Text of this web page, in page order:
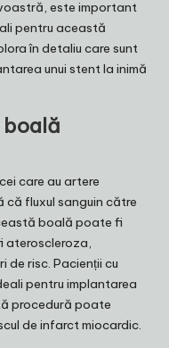
este important
pentru această
în detaliu care sunt
unui stent la inimă
boală
care au artere
că fluxul sanguin către
boală poate fi
ateroscleroza,
de risc. Pacienții cu
pentru implantarea
procedură poate
de infarct miocardic.